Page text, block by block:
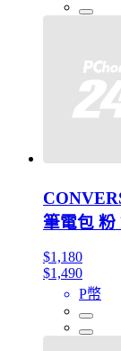
筆電包 粉
$1,180
$1,490
P幣